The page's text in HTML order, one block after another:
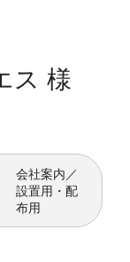
ス 様
会社案内／
設置用・配
布用